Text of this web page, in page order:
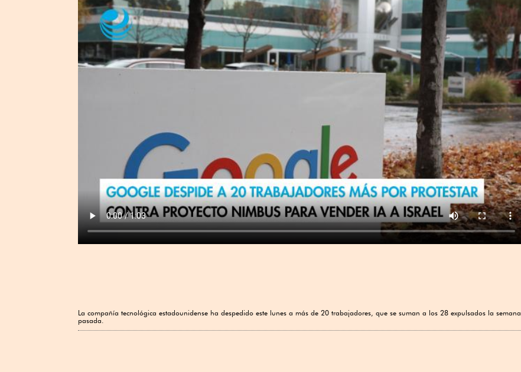
La compañía tecnológica estadounidense ha despedido este lunes a más de 20 trabajadores, que se suman a los 28 expulsados la semana
pasada.